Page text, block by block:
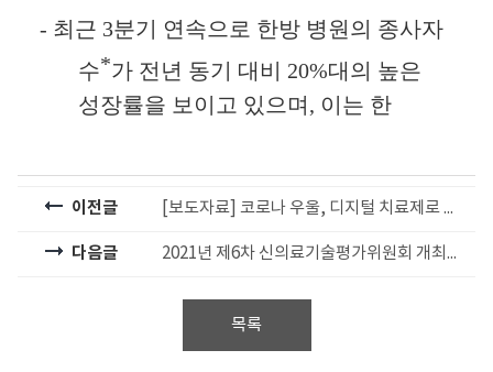
- 최근 3분기 연속으로 한방 병원의 종사자
수*가 전년 동기 대비 20%대의 높은
성장률을 보이고 있으며 , 이는 한
이전글 [보도자료] 코로나 우울, 디지털 치료제로 해결한다
다음글 2021년 제6차 신의료기술평가위원회 개최결과 (6.25.)
목록